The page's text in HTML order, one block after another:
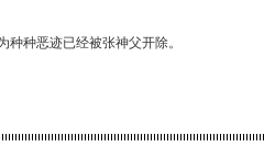
种种恶迹已经被张神父开除。